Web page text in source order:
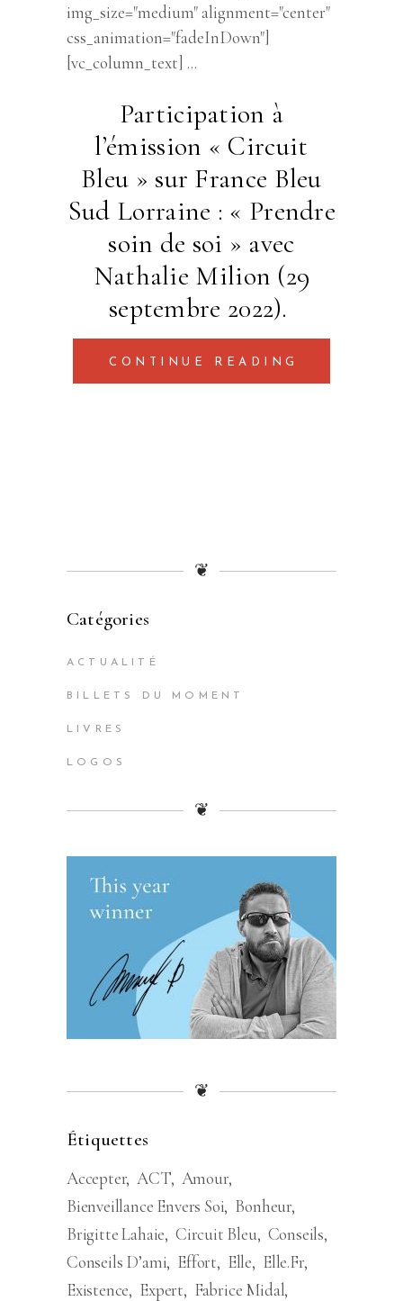
img_size="medium" alignment="center"
css_animation="fadeInDown"]
[vc_column_text]
Participation à
l’émission « Circuit
Bleu » sur France Bleu
Sud Lorraine : « Prendre
soin de soi » avec
Nathalie Milion (29
septembre 2022).
CONTINUE READING
❦
Catégories
ACTUALITÉ
BILLETS DU MOMENT
LIVRES
LOGOS
❦
❦
Étiquettes
Accepter ACT Amour
Bienveillance Envers Soi Bonheur
Brigitte Lahaie Circuit Bleu Conseils
Conseils D’ami Effort Elle
Elle.fr
Existence
Expert
Fabrice Midal